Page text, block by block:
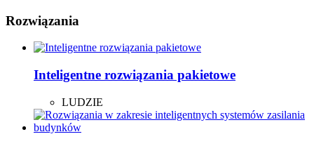
Rozwiązania
Inteligentne rozwiązania pakietowe
LUDZIE